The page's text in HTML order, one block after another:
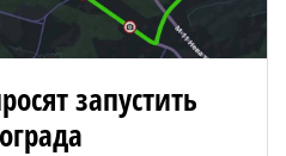
запустить